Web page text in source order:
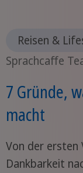
Reisen &
Sprachcaffe
7 Gründe,
macht
Von der
Dankbarkeit